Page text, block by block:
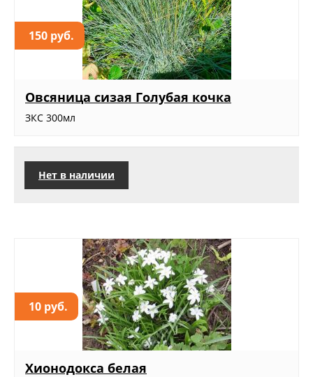
150 руб.
Овсяница сизая Голубая кочка
ЗКС 300мл
Нет в наличии
10 руб.
Хионодокса белая